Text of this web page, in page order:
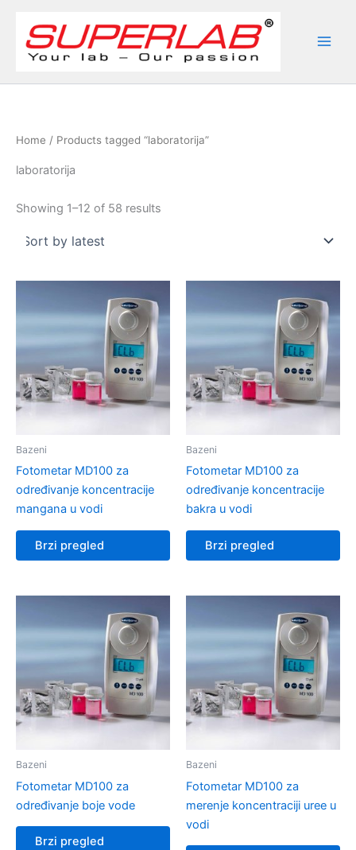
content
Home / Products tagged “laboratorija”
laboratorija
Showing 1–12 of 58 results
Bazeni
Fotometar MD100 za
određivanje koncentracije
mangana u vodi
Brzi pregled
Bazeni
Fotometar MD100 za
određivanje koncentracije
bakra u vodi
Brzi pregled
Bazeni
Fotometar MD100 za
određivanje boje vode
Brzi pregled
Bazeni
Fotometar MD100 za
merenje koncentraciji uree u
vodi